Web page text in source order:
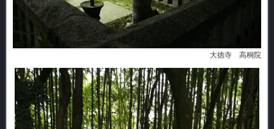
大徳寺 高桐院